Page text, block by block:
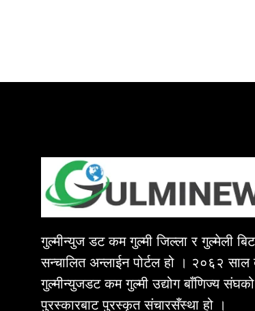
गुल्मीन्युज डट कम गुल्मी जिल्ला र गुल्मेली
सन्चालित अन्लाईन पोर्टल हो । २०६२ साल
गुल्मीन्युजडट कम गुल्मी उद्योग बाँणिज्य
पुरस्कारबाट पुरस्कृत संचारसँस्था हो ।